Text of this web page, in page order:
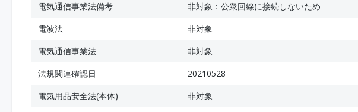
電気通信事業法備考
非対象：公衆回線に接続しないため
電波法
非対象
電気通信事業法
非対象
法規関連確認日
20210528
電気用品安全法(本体)
非対象